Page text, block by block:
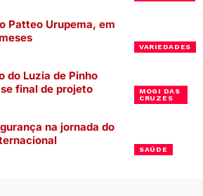
VARIEDADES
Patteo Urupema, em
MOGI DAS
CRUZES
do Luzia de Pinho
final de projeto
SAÚDE
na jornada do